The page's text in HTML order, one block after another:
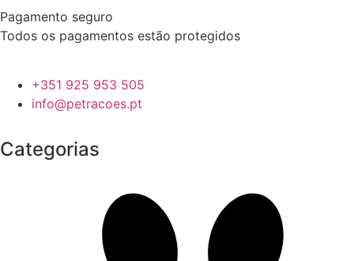
Pagamento seguro
Todos os pagamentos estão protegidos
+351 925 953 505
info@petracoes.pt
Categorias